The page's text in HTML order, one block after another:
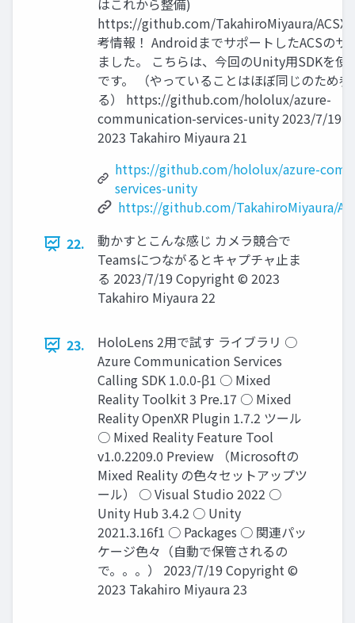
はこれから整備)
https://github.com/TakahiroMiyaura/
考情報！ AndroidまでサポートしたACSのサ
ました。 こちらは、今回のUnity用SDKを使
です。 （やっていることはほぼ同じのため
る） https://github.com/hololux/azure-
communication-services-unity 2023/7/19
2023 Takahiro Miyaura 21
https://github.com/hololux/azure-
services-unity
https://github.com/TakahiroMiyaura/
22.
動かすとこんな感じ カメラ競合で
Teamsにつながるとキャプチャ止ま
る 2023/7/19 Copyright © 2023
Takahiro Miyaura 22
23.
HoloLens 2用で試す ライブラリ ○
Azure Communication Services
Calling SDK 1.0.0-β1 ○ Mixed
Reality Toolkit 3 Pre.17 ○ Mixed
Reality OpenXR Plugin 1.7.2 ツール
○ Mixed Reality Feature Tool
v1.0.2209.0 Preview （Microsoftの
Mixed Reality の色々セットアップツ
ール） ○ Visual Studio 2022 ○
Unity Hub 3.4.2 ○ Unity
2021.3.16f1 ○ Packages ○ 関連パッ
ケージ色々（自動で保管されるの
で。。。） 2023/7/19 Copyright ©
2023 Takahiro Miyaura 23